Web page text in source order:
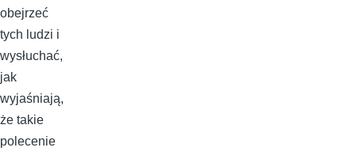
obejrzeć
tych ludzi i
wysłuchać,
jak
wyjaśniają,
że takie
polecenie